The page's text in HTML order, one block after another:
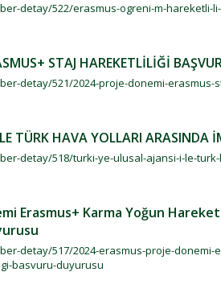
detay/522/erasmus-ogreni-m-hareketli-
STAJ HAREKETLİLİĞİ
detay/521/2024-proje-donemi-erasmus-
TÜRK HAVA YOLLARI
detay/518/turki-ye-ulusal-ajansi-i-le-
Erasmus+ Karma Yoğun
detay/517/2024-erasmus-proje-
basvuru-duyurusu